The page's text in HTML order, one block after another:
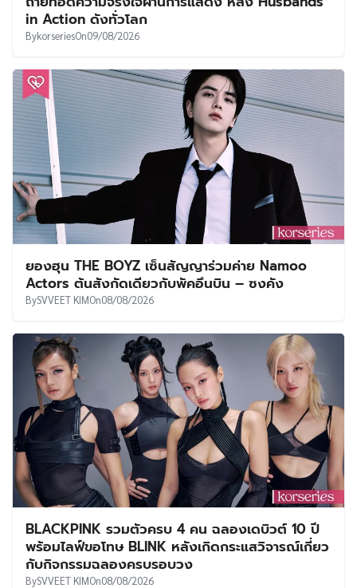
in Action ดังทั่วโลก
BykorseriesOn09/08/2026
ยองฮุน THE BOYZ เซ็นสัญญาร่วมค่าย Namoo
Actors ต้นสังกัดเดียวกับพัคอึนบิน – ซงคัง
BySVVEET KIMOn08/08/2026
BLACKPINK รวมตัวครบ 4 คน ฉลองเดบิวต์ 10 ปี
พร้อมไลฟ์ขอโทษ BLINK หลังเกิดกระแสวิจารณ์เกี่ยว
กับกิจกรรมฉลองครบรอบวง
BySVVEET KIMOn08/08/2026